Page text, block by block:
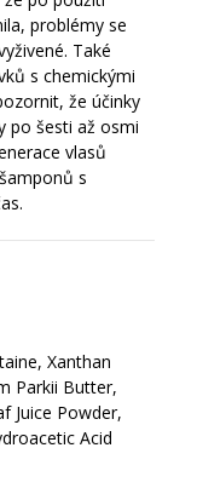
problémy se
Také
s chemickými
že účinky
po šesti až osmi
vlasů
s
Xanthan
Parkii Butter,
Juice Powder,
Acid